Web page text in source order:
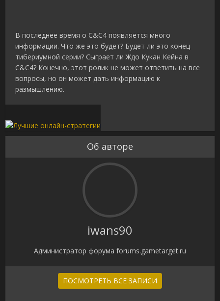
В последнее время о C&C4 появляется много
информации. Что же это будет? Будет ли это конец
тибериумной серии? Сыграет ли Ждо Кукан Кейна в
C&C4? Конечно, этот ролик не может ответить на все
вопросы, но он может дать информацию к
размышлению.
Об авторе
iwans90
Администратор форума forums.gametarget.ru
ПОСМОТРЕТЬ ВСЕ ЗАПИСИ